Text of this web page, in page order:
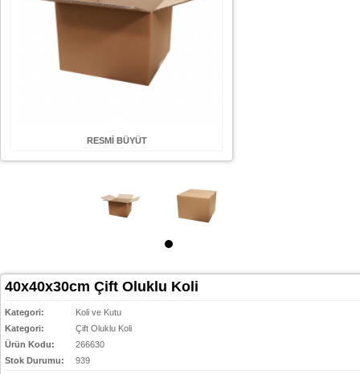
RESMİ BÜYÜT
40x40x30cm Çift Oluklu Koli
Kategori:
Koli ve Kutu
Kategori:
Çift Oluklu Koli
Ürün Kodu:
266630
Stok Durumu:
939